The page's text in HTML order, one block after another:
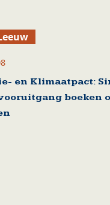
en Klimaatpact:
boeken